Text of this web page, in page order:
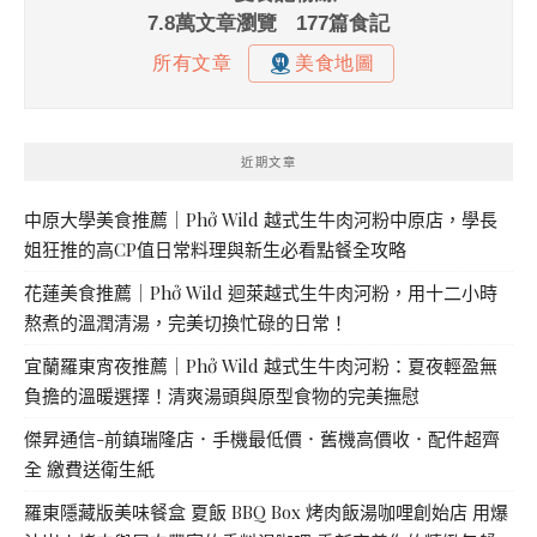
近期文章
中原大學美食推薦｜Phở Wild 越式生牛肉河粉中原店，學長
姐狂推的高CP值日常料理與新生必看點餐全攻略
花蓮美食推薦｜Phở Wild 迴萊越式生牛肉河粉，用十二小時
熬煮的溫潤清湯，完美切換忙碌的日常！
宜蘭羅東宵夜推薦｜Phở Wild 越式生牛肉河粉：夏夜輕盈無
負擔的溫暖選擇！清爽湯頭與原型食物的完美撫慰
傑昇通信-前鎮瑞隆店．手機最低價．舊機高價收．配件超齊
全 繳費送衛生紙
羅東隱藏版美味餐盒 夏飯 BBQ Box 烤肉飯湯咖哩創始店 用爆